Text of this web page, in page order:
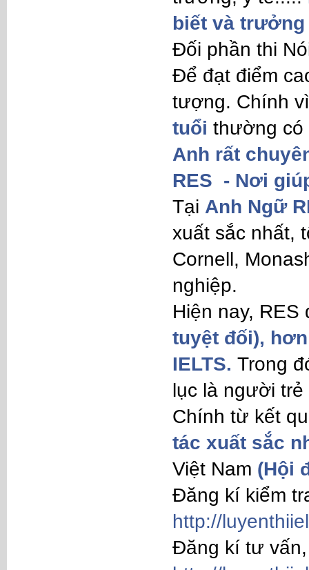
biết và
Đối phần thi
Để đạt điểm
tượng. Chính
tuổi thường có
Anh rất
RES - Nơi
Tại Anh Ngữ
xuất sắc nhất,
Cornell,
nghiệp.
Hiện nay,
tuyệt đối),
IELTS. Trong
lục là người trẻ
Chính từ kết
tác xuất sắc
Việt Nam (Hội
Đăng kí kiểm
http://
Đăng kí tư